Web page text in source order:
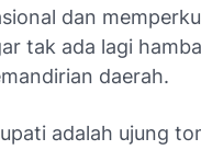
dan
tak ada lagi
daerah.
adalah ujung